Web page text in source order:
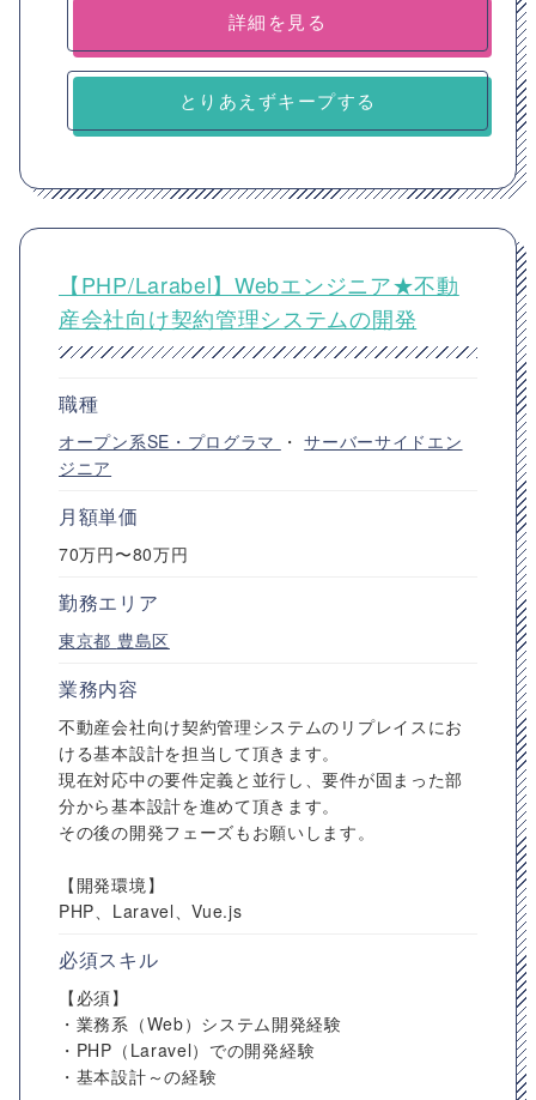
詳細を見る
とりあえずキープする
【PHP/Larabel】Webエンジニア★不動
産会社向け契約管理システムの開発
職種
オープン系SE・プログラマ ・サーバーサイドエン
ジニア
月額単価
70万円〜80万円
勤務エリア
東京都 豊島区
業務内容
不動産会社向け契約管理システムのリプレイスにお
ける基本設計を担当して頂きます。
現在対応中の要件定義と並行し、要件が固まった部
分から基本設計を進めて頂きます。
その後の開発フェーズもお願いします。
【開発環境】
PHP、Laravel、Vue.js
必須スキル
【必須】
・業務系（Web）システム開発経験
・PHP（Laravel）での開発経験
・基本設計～の経験